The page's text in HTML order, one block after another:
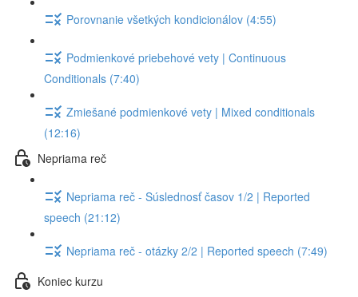
Porovnanie všetkých kondicionálov (4:55)
Podmienkové priebehové vety | Continuous
Conditionals (7:40)
Zmiešané podmienkové vety | Mixed conditionals
(12:16)
Nepriama reč
Nepriama reč - Súslednosť časov 1/2 | Reported
speech (21:12)
Nepriama reč - otázky 2/2 | Reported speech (7:49)
Koniec kurzu